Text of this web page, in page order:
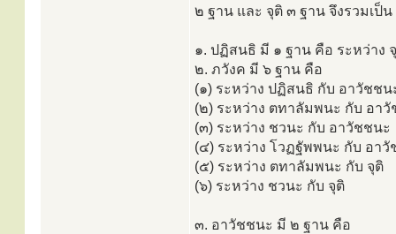
๒ ฐาน และ จุติ ๓ ฐาน จึงรวมเป็
๑. ปฏิสนธิ มี ๑ ฐาน คือ ระหว่าง
๒. ภวังค มี ๖ ฐาน คือ
(๑) ระหว่าง ปฏิสนธิ กับ อาวัชชน
(๒) ระหว่าง ตทาลัมพนะ กับ อา
(๓) ระหว่าง ชวนะ กับ อาวัชชนะ
(๔) ระหว่าง โวฏฐัพพนะ กับ อาวั
(๕) ระหว่าง ตทาลัมพนะ กับ จุติ
(๖) ระหว่าง ชวนะ กับ จุติ
๓. อาวัชชนะ มี ๒ ฐาน คือ